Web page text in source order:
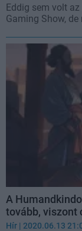
Eddig sem volt
Gaming Show,
A
tovább, viszont
Hír | 2020.06.13